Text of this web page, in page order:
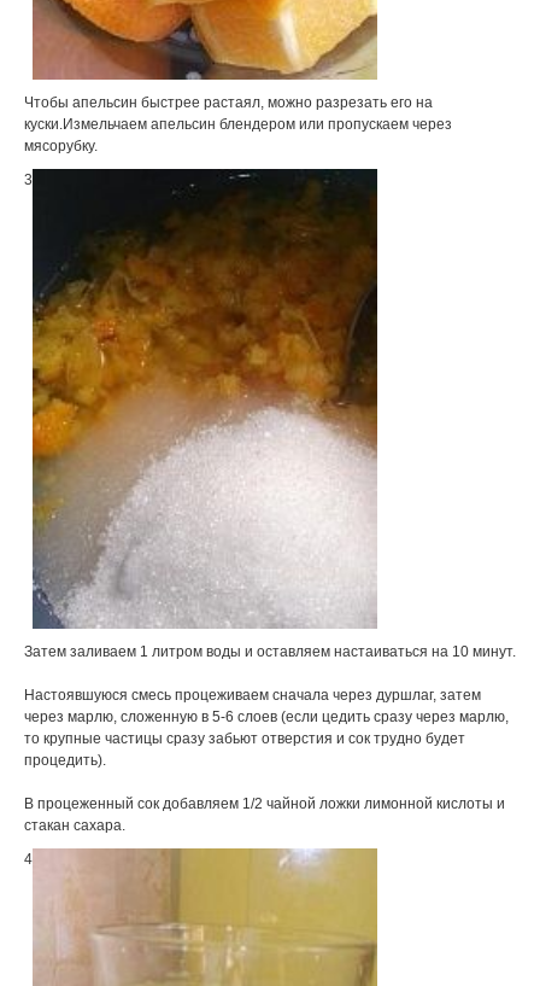
Чтобы апельсин быстрее растаял, можно разрезать его на
куски.Измельчаем апельсин блендером или пропускаем через
мясорубку.
3
Затем заливаем 1 литром воды и оставляем настаиваться на 10 минут.
Настоявшуюся смесь процеживаем сначала через дуршлаг, затем
через марлю, сложенную в 5-6 слоев (если цедить сразу через марлю,
то крупные частицы сразу забьют отверстия и сок трудно будет
процедить).
В процеженный сок добавляем 1/2 чайной ложки лимонной кислоты и
стакан сахара.
4